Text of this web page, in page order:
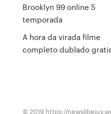
Brooklyn 99 online 5
temporada
A hora da virada filme
completo dublado
© 2019 https://